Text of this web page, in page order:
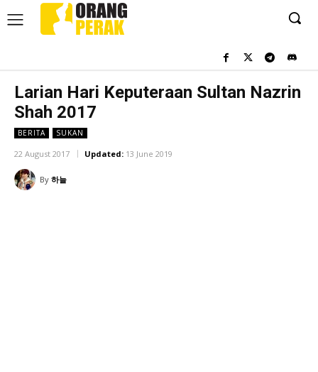
Larian Hari Keputeraan Sultan Nazrin
Shah 2017
BERITA SUKAN
22 August 2017 Updated: 13 June 2019
By 하늘